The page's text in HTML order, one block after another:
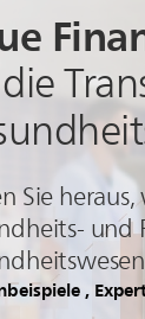
Sie
und
,